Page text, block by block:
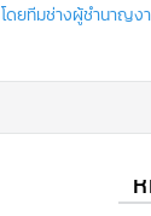
โดยทีมช่างผู้ชำนาญ